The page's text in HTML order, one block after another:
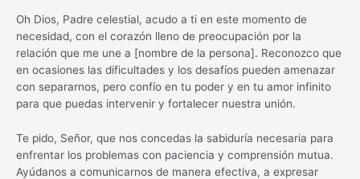
Oh Dios, Padre celestial, acudo a ti en este momento de
necesidad, con el corazón lleno de preocupación por la
relación que me une a [nombre de la persona]. Reconozco que
en ocasiones las dificultades y los desafíos pueden amenazar
con separarnos, pero confío en tu poder y en tu amor infinito
para que puedas intervenir y fortalecer nuestra unión.
Te pido, Señor, que nos concedas la sabiduría necesaria para
enfrentar los problemas con paciencia y comprensión mutua.
Ayúdanos a comunicarnos de manera efectiva, a expresar